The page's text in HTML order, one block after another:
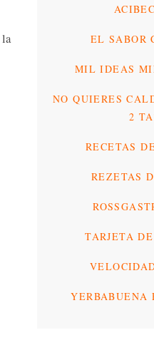
EL SABOR
MIL IDEAS
NO QUIERES
2
RECETAS
REZETAS
TARJETA
YERBABUENA